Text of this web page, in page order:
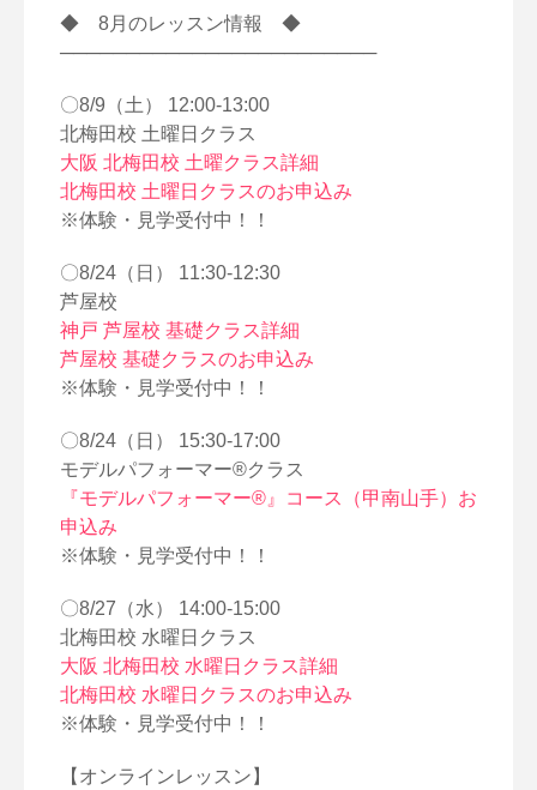
◆ 8月のレッスン情報 ◆
────────────────────────
〇8/9（土） 12:00-13:00
北梅田校 土曜日クラス
大阪 北梅田校 土曜クラス詳細
北梅田校 土曜日クラスのお申込み
※体験・見学受付中！！
〇8/24（日） 11:30-12:30
芦屋校
神戸 芦屋校 基礎クラス詳細
芦屋校 基礎クラスのお申込み
※体験・見学受付中！！
〇8/24（日） 15:30-17:00
モデルパフォーマー®クラス
『モデルパフォーマー®』コース（甲南山手）お
申込み
※体験・見学受付中！！
〇8/27（水） 14:00-15:00
北梅田校 水曜日クラス
大阪 北梅田校 水曜日クラス詳細
北梅田校 水曜日クラスのお申込み
※体験・見学受付中！！
【オンラインレッスン】